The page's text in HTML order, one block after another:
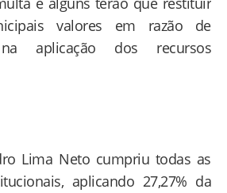
valores em razão de
na aplicação dos recursos
Lima Neto cumpriu todas as
aplicando 27,27% da